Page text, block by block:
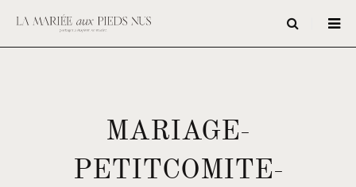
MARIAGE-
PETITCOMITE-